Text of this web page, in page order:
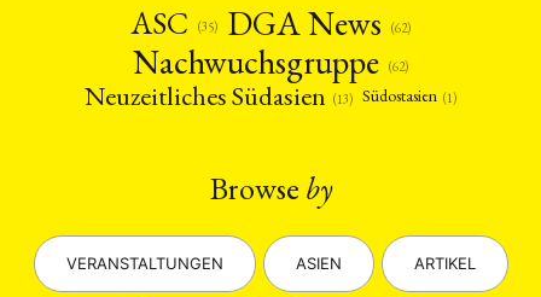
ASC
(35) DGA News (62)
Nachwuchsgruppe (62)
Neuzeitliches Südasien (13) Südostasien (1)
Browse by
VERANSTALTUNGEN ASIEN ARTIKEL